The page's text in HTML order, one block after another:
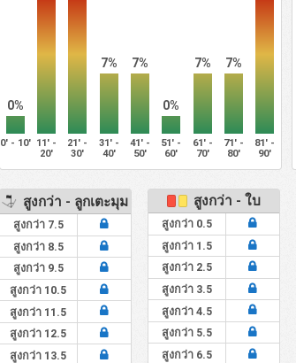
0%
7% 7%
0%
7% 7%
0' - 10' 11' -
20'
21' -
30'
31' -
40'
41' -
50'
51' -
60'
61' -
70'
71' -
80'
81' -
90'
สูงกว่า - ลูกเตะมุม
สูงกว่า 7.5
สูงกว่า 8.5
สูงกว่า 9.5
สูงกว่า 10.5
สูงกว่า 11.5
สูงกว่า 12.5
สูงกว่า 13.5
สูงกว่า - ใบ
สูงกว่า 0.5
สูงกว่า 1.5
สูงกว่า 2.5
สูงกว่า 3.5
สูงกว่า 4.5
สูงกว่า 5.5
สูงกว่า 6.5